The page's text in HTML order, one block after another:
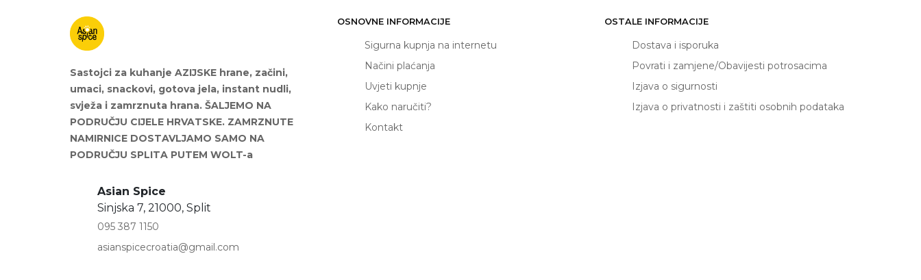
Sastojci za kuhanje AZIJSKE hrane, začini,
umaci, snackovi, gotova jela, instant nudli,
svježa i zamrznuta hrana. ŠALJEMO NA
PODRUČJU CIJELE HRVATSKE. ZAMRZNUTE
NAMIRNICE DOSTAVLJAMO SAMO NA
PODRUČJU SPLITA PUTEM WOLT-a
Asian Spice
Sinjska 7, 21000, Split
095 387 1150
asianspicecroatia@gmail.com
OSNOVNE INFORMACIJE
Sigurna kupnja na internetu
Načini plaćanja
Uvjeti kupnje
Kako naručiti?
Kontakt
OSTALE INFORMACIJE
Dostava i isporuka
Povrati i zamjene/Obavijesti potrosacima
Izjava o sigurnosti
Izjava o privatnosti i zaštiti osobnih podataka